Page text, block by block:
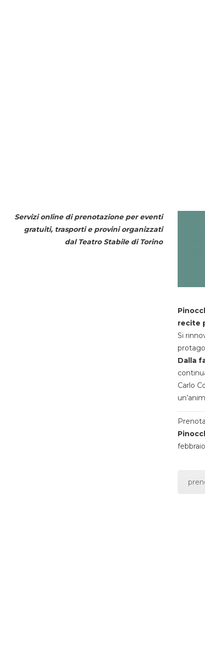
Servizi online di prenotazione per eventi
gratuiti, trasporti e provini organizzati
dal Teatro Stabile di Torino
recite
Si
Dalla
Carlo